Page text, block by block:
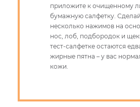
приложите к очищенному
бумажную салфетку.
несколько нажимов на
нос, лоб, подбородок и
тест-салфетке остаются
жирные пятна – у вас
кожи.